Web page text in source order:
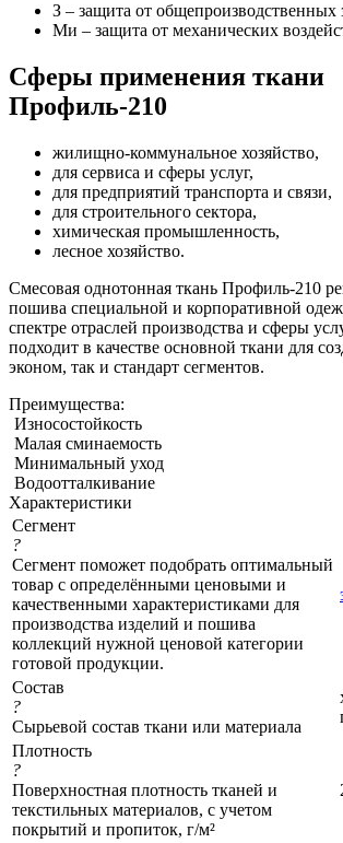
З – защита от общепроизводственных
Ми – защита от механических
Сферы применения ткани
Профиль-210
жилищно-коммунальное хозяйство,
для сервиса и сферы услуг,
для предприятий транспорта и связи,
для строительного сектора,
химическая промышленность,
лесное хозяйство.
Смесовая однотонная ткань Профиль-210
пошива специальной и корпоративной
спектре отраслей производства и сферы
подходит в качестве основной ткани для
эконом, так и стандарт сегментов.
Преимущества:
Износостойкость
Малая сминаемость
Минимальный уход
Водоотталкивание
Характеристики
Сегмент
?
Сегмент поможет подобрать оптимальный
товар с определёнными ценовыми и
качественными характеристиками для
производства изделий и пошива
коллекций нужной ценовой категории
готовой продукции.
Состав
?
Сырьевой состав ткани или материала
Плотность
?
Поверхностная плотность тканей и
текстильных материалов, с учетом
покрытий и пропиток, г/м²